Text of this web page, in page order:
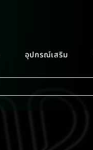
อุปกรณ์เสริม